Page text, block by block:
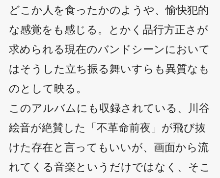
どこか人を食ったかのようや、愉快犯的
な感覚をも感じる。とかく品行方正さが
求められる現在のバンドシーンにおいて
はそうした立ち振る舞いすらも異質なも
のとして映る。
このアルバムにも収録されている、川谷
絵音が絶賛した「不革命前夜」が飛び抜
けた存在と言ってもいいが、画面から流
れてくる音楽というだけではなく、そこ